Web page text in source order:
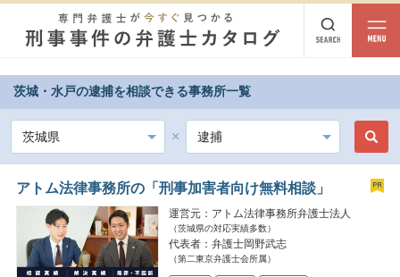
都道府県から探す
北海道・東北
北海道 青森 岩手 宮城 秋田 山形 福島
北陸・甲信越
新潟 富山 石川 福井 山梨 長野
茨城・水戸の逮捕を相談できる事務所一覧
アトム法律事務所の「刑事加害者向け無料相談」
運営元：アトム法律事務所弁護士法人
（茨城県の対応実績多数）
代表者：弁護士岡野武志
（第二東京弁護士会所属）